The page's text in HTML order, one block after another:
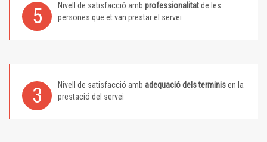
5 Nivell de satisfacció amb professionalitatde les
persones que et van prestar el servei
3 Nivell de satisfacció amb adequació dels terminisen la
prestació del servei